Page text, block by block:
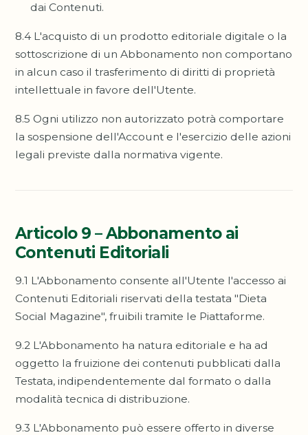
dai Contenuti.
8.4 L'acquisto di un prodotto editoriale digitale o la
sottoscrizione di un Abbonamento non comportano
in alcun caso il trasferimento di diritti di proprietà
intellettuale in favore dell'Utente.
8.5 Ogni utilizzo non autorizzato potrà comportare
la sospensione dell'Account e l'esercizio delle azioni
legali previste dalla normativa vigente.
Articolo 9 – Abbonamento ai
Contenuti Editoriali
9.1 L'Abbonamento consente all'Utente l'accesso ai
Contenuti Editoriali riservati della testata "Dieta
Social Magazine", fruibili tramite le Piattaforme.
9.2 L'Abbonamento ha natura editoriale e ha ad
oggetto la fruizione dei contenuti pubblicati dalla
Testata, indipendentemente dal formato o dalla
modalità tecnica di distribuzione.
9.3 L'Abbonamento può essere offerto in diverse